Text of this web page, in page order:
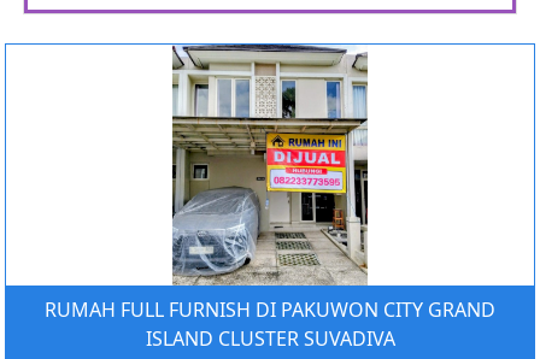
RUMAH FULL FURNISH DI PAKUWON CITY GRAND
ISLAND CLUSTER SUVADIVA